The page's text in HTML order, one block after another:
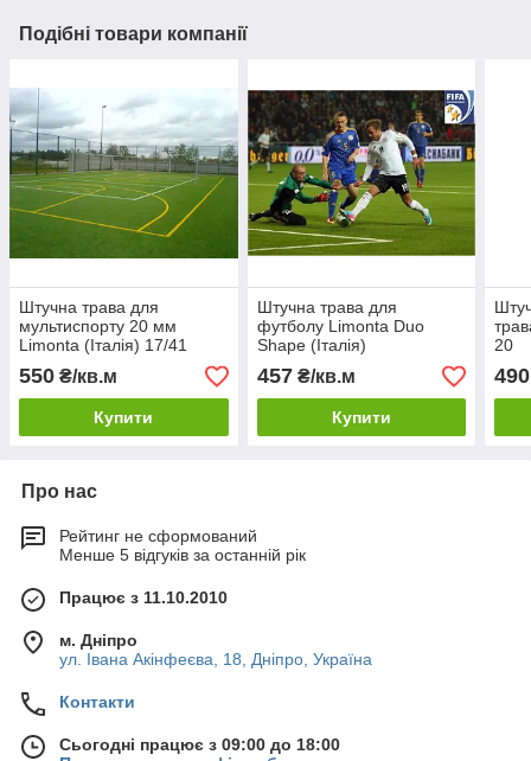
Подібні товари компанії
Штучна трава для
мультиспорту 20 мм
Limonta (Італія) 17/41
550 ₴/кв.м
Купити
Штучна трава для
футболу Limonta Duo
Shape (Італія)
457₴/кв.м
Купити
20
490
Про нас
Рейтинг не сформований
Менше 5 відгуків за останній рік
Працює з 11.10.2010
м. Дніпро
ул. Івана Акінфеєва, 18, Дніпро, Україна
Контакти
Сьогодні працює з 09:00 до 18:00